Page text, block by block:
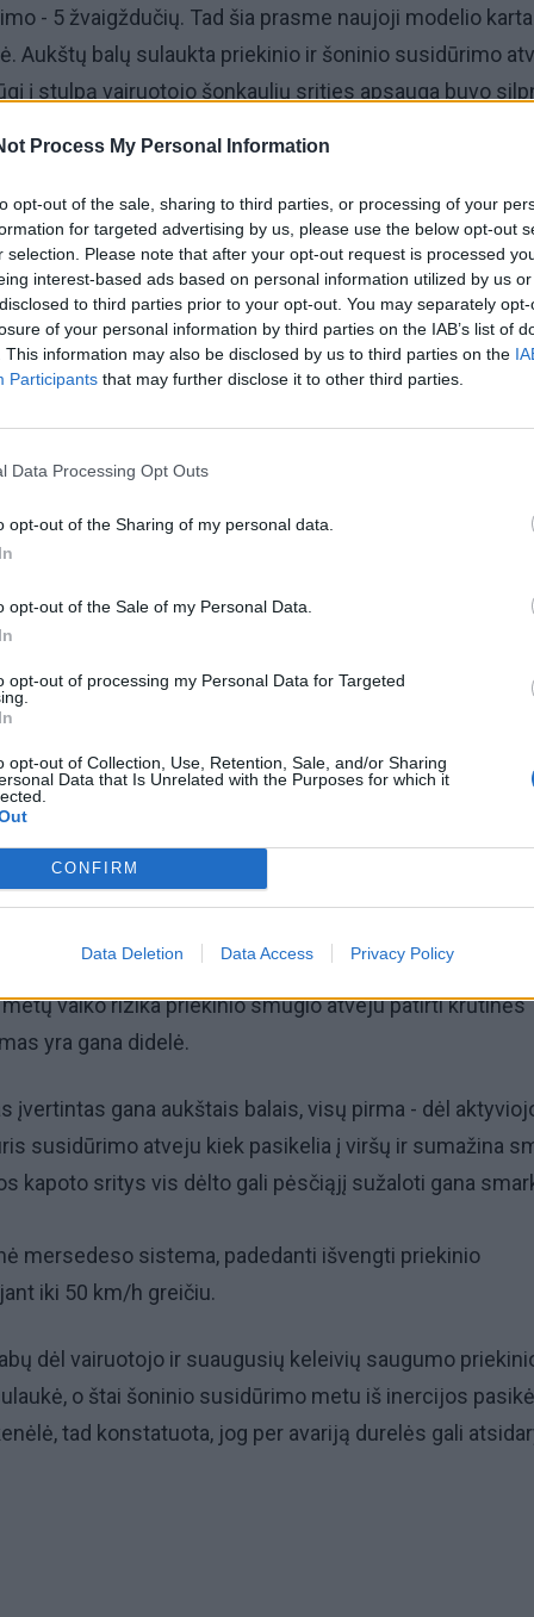
Process My Personal Information
opt-out of the sale, sharing to third parties, or processing of your
for targeted advertising by us, please use the below opt-out
selection. Please note that after your opt-out request is processed
interest-based ads based on personal information utilized by us
to third parties prior to your opt-out. You may separately
of your personal information by third parties on the IAB’s list of
This information may also be disclosed by us to third parties on the
Participants that may further disclose it to other third parties.
Data Processing Opt Outs
opt-out of the Sharing of my personal data.
opt-out of the Sale of my Personal Data.
opt-out of processing my Personal Data for Targeted
opt-out of Collection, Use, Retention, Sale, and/or Sharing
Data that Is Unrelated with the Purposes for which it
CONFIRM
Data Deletion Data Access Privacy Policy
- 5 žvaigždučių. Tad šia prasme naujoji modelio karta
Aukštų balų sulaukta priekinio ir šoninio susidūrimo
į stulpą vairuotojo šonkaulių srities apsauga buvo
būti ir geresnė galinėje sėdynėje esančių suaugusių
smūgio iš galo atveju. To priežastimi įvardinta galinės
forma.
Aiškiaregės pranašystė: numatė katastrofišką karo
Taro kortų horoskopas rugpjūčio 7 dienai: Vandeniams
sulaukė už 1,5 metų amžiaus vaiko saugumo lygį tačiau
vaiko rizika priekinio smūgio atveju patirti krūtinės
yra gana didelė.
įvertintas gana aukštais balais, visų pirma - dėl
susidūrimo atveju kiek pasikelia į viršų ir sumažina
kapoto sritys vis dėlto gali pėsčiąjį sužaloti gana
mersedeso sistema, padedanti išvengti priekinio
iki 50 km/h greičiu.
dėl vairuotojo ir suaugusių keleivių saugumo
o štai šoninio susidūrimo metu iš inercijos
tad konstatuota, jog per avariją durelės gali